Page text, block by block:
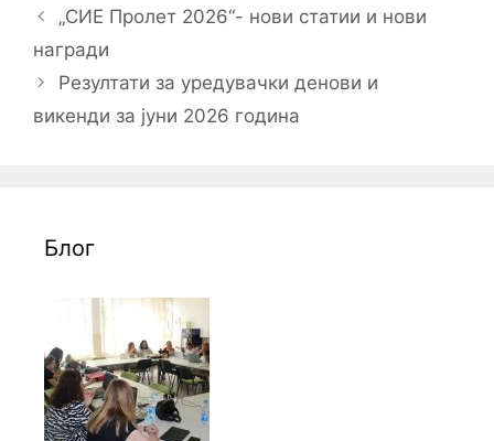
Post
navigation
„СИЕ Пролет 2026“- нови статии и нови
награди
Резултати за уредувачки денови и
викенди за јуни 2026 година
Блог